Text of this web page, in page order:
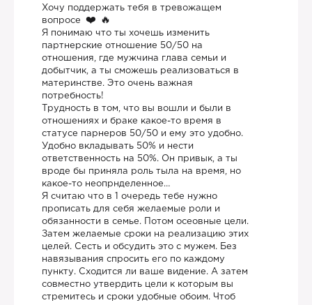
Хочу поддержать тебя в тревожащем
вопросе
Я понимаю что ты хочешь изменить
партнерские отношение 50/50 на
отношения, где мужчина глава семьи и
добытчик, а ты сможешь реализоваться в
материнстве. Это очень важная
потребность!
Трудность в том, что вы вошли и были в
отношениях и браке какое-то время в
статусе парнеров 50/50 и ему это удобно.
Удобно вкладывать 50% и нести
ответственность на 50%. Он привык, а ты
вроде бы приняла роль тыла на время, но
какое-то неопрнделенное…
Я считаю что в 1 очередь тебе нужно
прописать для себя желаемые роли и
обязанности в семье. Потом осеовные цели.
Затем желаемые сроки на реализацию этих
целей. Сесть и обсудить это с мужем. Без
навязывания спросить его по каждому
пункту. Сходится ли ваше видение. А затем
совместно утвердить цели к которым вы
стремитесь и сроки удобные обоим. Чтоб